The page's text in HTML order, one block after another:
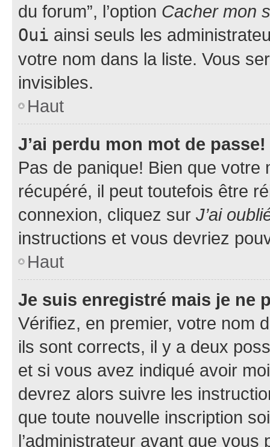
du forum”, l’option Cacher mon
Oui ainsi seuls les
votre nom dans la liste. Vous
invisibles.
Haut
J’ai perdu mon mot de passe!
Pas de panique! Bien que
récupéré, il peut toutefois être
connexion, cliquez sur J’ai
instructions et vous devriez
Haut
Je suis enregistré mais je ne
Vérifiez, en premier, votre nom
ils sont corrects, il y a deux
et si vous avez indiqué avoir
devrez alors suivre les
que toute nouvelle inscription
l’administrateur avant que